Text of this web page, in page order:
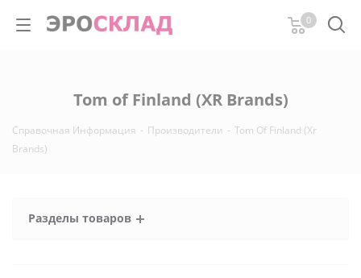
0
Tom of Finland (XR Brands)
Справочная Информация - Производители - Tom Of Finland (Xr
Brands)
Разделы товаров